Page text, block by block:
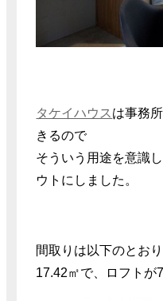
タケイハウス は事務
きるので
そういう用途を意識
ウトにしました。
間取りは以下のとおり
17.42㎡で、ロフトが